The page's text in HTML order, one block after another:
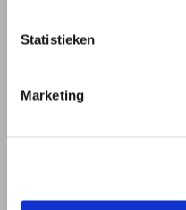
Statistieken
Marketing